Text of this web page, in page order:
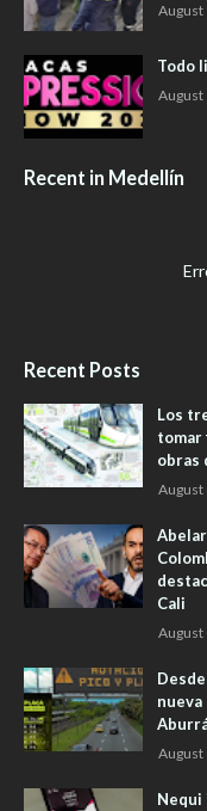
August
Todo
August
Recent in Medellín
Recent Posts
Los
tomar
obras
August
Cali
August
August
Nequi